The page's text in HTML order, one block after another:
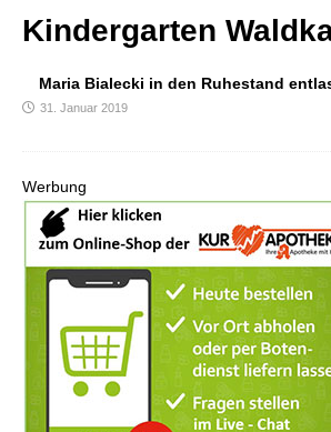
Kindergarten
Maria Bialecki in den Ruhestand
31. Januar 2019
Werbung